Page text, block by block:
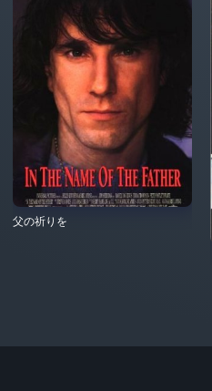
父の祈りを